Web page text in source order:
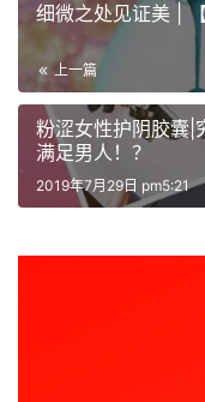
细微之处见证美 |
上一篇
粉涩女性护阴胶囊|
满足男人！？
2019年7月29日 pm5:21